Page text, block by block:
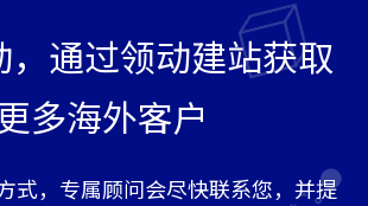
，通过领动建站获取
多海外客户
式，专属顾问会尽快联系您，并提